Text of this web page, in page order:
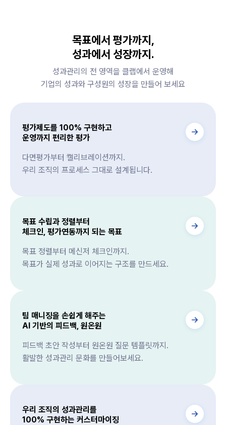
목표에서 평가까지,
성과에서 성장까지.
성과관리의 전 영역을 클랩에서 운영해
기업의 성과와 구성원의 성장을 만들어 보세요
평가제도를 100% 구현하고
운영까지 편리한 평가
다면평가부터 캘리브레이션까지.
우리 조직의 프로세스 그대로 설계됩니다.
목표 수립과 정렬부터
체크인, 평가연동까지 되는 목표
목표 정렬부터 메신저 체크인까지.
목표가 실제 성과로 이어지는 구조를 만드세요.
팀 매니징을 손쉽게 해주는
AI 기반의 피드백, 원온원
피드백 초안 작성부터 원온원 질문 템플릿까지.
활발한 성과관리 문화를 만들어보세요.
우리 조직의 성과관리를
100% 구현하는 커스터마이징